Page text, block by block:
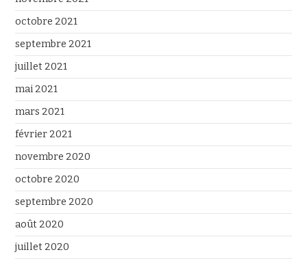
octobre 2021
septembre 2021
juillet 2021
mai 2021
mars 2021
février 2021
novembre 2020
octobre 2020
septembre 2020
août 2020
juillet 2020